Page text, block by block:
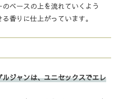
ベースの上を流れていくよう
香りに仕上がっています。
ジャンは、ユニセックスでエレ